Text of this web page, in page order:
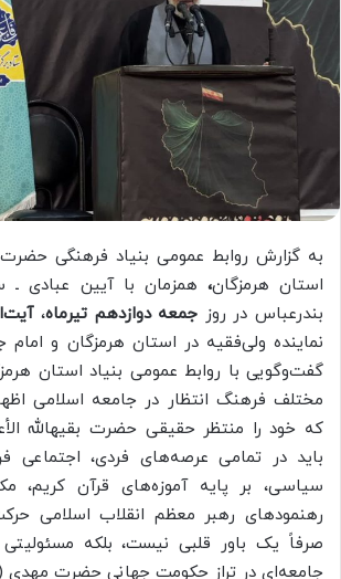
به گزارش روابط عمومی بنیاد فرهنگی
استان هرمزگان، همزمان با آیین عبادی
بندرعباس در روز جمعه دوازدهم تیرماه،
نماینده ولی‌فقیه در استان هرمزگان و امام
گفت‌وگویی با روابط عمومی بنیاد استان
مختلف فرهنگ انتظار در جامعه اسلامی
که خود را منتظر حقیقی حضرت بقیهالله
باید در تمامی عرصه‌های فردی، اجتماعی
سیاسی، بر پایه آموزه‌های قرآن کریم،
رهنمودهای رهبر معظم انقلاب اسلامی حرکت
صرفاً یک باور قلبی نیست، بلکه
جامعه‌ای در تراز حکومت جهانی حضرت